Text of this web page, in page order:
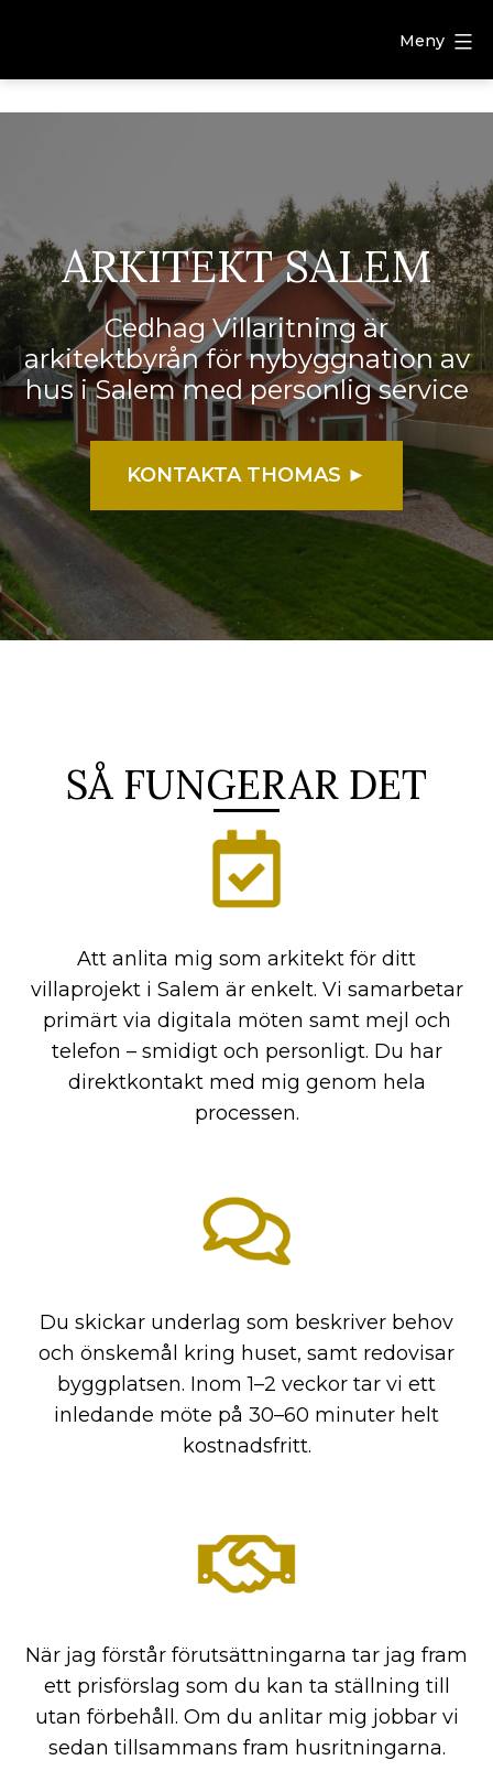
Meny
ARKITEKT SALEM
Cedhag Villaritning är
arkitektbyrån för nybyggnation av
hus i Salem med personlig service
KONTAKTA THOMAS ►
SÅ FUNGERAR DET
Att anlita mig som arkitekt för ditt
villaprojekt i Salem är enkelt. Vi samarbetar
primärt via digitala möten samt mejl och
telefon – smidigt och personligt. Du har
direktkontakt med mig genom hela
processen.
Du skickar underlag som beskriver behov
och önskemål kring huset, samt redovisar
byggplatsen. Inom 1–2 veckor tar vi ett
inledande möte på 30–60 minuter helt
kostnadsfritt.
När jag förstår förutsättningarna tar jag fram
ett prisförslag som du kan ta ställning till
utan förbehåll. Om du anlitar mig jobbar vi
sedan tillsammans fram husritningarna.